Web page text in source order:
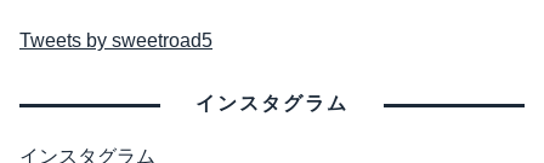
Tweets by sweetroad5
インスタグラム
インスタグラム